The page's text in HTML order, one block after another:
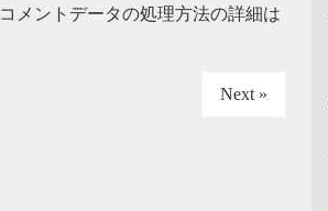
コメントデータの処理方法の詳細は
Next »